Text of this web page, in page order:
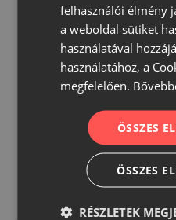
felhasználói élmény
a weboldal sütiket
használatával
használatához, a
megfelelően.
ÖSSZES
ÖSSZES
RÉSZLETEK